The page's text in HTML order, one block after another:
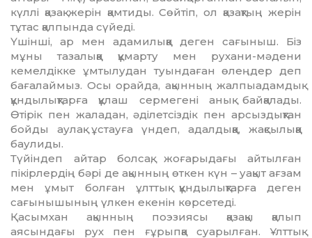
күллі қазақ жерін қамтиды. Сө­йтіп, ол қазақтың жерін
тұтас қалпында сүйе­ді.
Үшінші, ар мен адамилыққа деген сағы­ныш. Біз
мұны тазалыққа құмарту мен рухани-мәдени
кемелдікке ұмтылудан туындаған өлеңдер деп
бағалаймыз. Осы орайда, ақын­ның жалпыадамдық
құндылықтарға құлаш сер­мегені анық байқалады.
Өтірік пен жала­дан, әділетсіздік пен арсыздықтан
бойды аулақ ұстауға үндеп, адалдыққа, жақсылыққа
баули­ды.
Түйіндеп айтар болсақ, жоғарыдағы ай­тыл­ған
пікірлердің бәрі де ақынның өткен күн – уақыт ағзам
мен ұмыт болған ұлттық құнды­лықтарға деген
сағынышының үлкен екенін көрсетеді.
Қасымхан ақынның поэзиясы қазақы қалып
аясындағы рух пен ғұрыпқа суарылған. Ұлттық